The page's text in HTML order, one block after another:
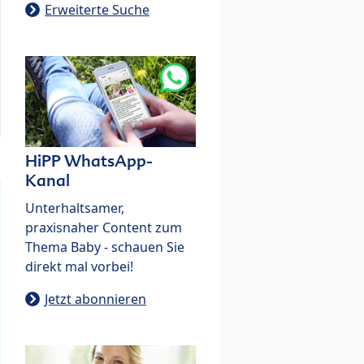
Erweiterte Suche
HiPP WhatsApp-
Kanal
Unterhaltsamer,
praxisnaher Content zum
Thema Baby - schauen Sie
direkt mal vorbei!
Jetzt abonnieren